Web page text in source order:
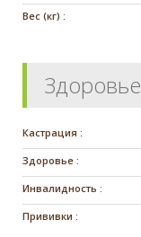
Вес (кг) :
Здоровье
Кастрация :
Здоровье :
Инвалидность :
Прививки :